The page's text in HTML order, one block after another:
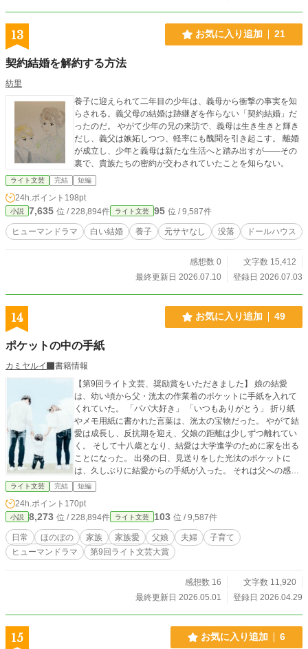
13 お気に入り追加 21
契約結婚を解約する方法
紡里
養子に迎えられて二年目の少年は、義母から衝撃の事実を知
らされる。義父母の結婚は跡継ぎを作らない「契約結婚」だ
ったのだ。 やがて少年の兄の来訪で、義母は生き生きと輝き
だし、義父は嫉妬しつつ、軽率にも醜聞を引き起こす。 離婚
が成立し、少年と義母は新たな生活へと踏み出すが――その
裏で、貴族たちの密約が交わされていたことを知らない。
ライト文芸 完結 短編
24h.ポイント 198pt
小説 7,635 位 / 228,894件 ライト文芸 95 位 / 9,587件
ヒューマンドラマ 白い結婚 養子 元サヤなし 没落 ドールハウス
感想数 0
文字数 15,412
最終更新日 2026.07.10
登録日 2026.07.03
14 お気に入り追加 49
ポケットの中の手紙
カミヤルイ
書籍情報
【第9回ライト文芸、奨励賞をいただきました】 娘の結愛
は、幼い頃から父・洸太の作業着のポケットに手紙を入れて
くれていた。 「パパ大好き」 「いつもありがとう」 折り紙
やメモ用紙に書かれた言葉は、洸太の宝物だった。 やがて結
愛は成長し、反抗期を迎え、父娘の距離は少しずつ離れてい
く。 そして十八歳となり、結愛は大学進学のために家を出る
ことになった。 出発の日、見送りをした光汰のポケットに
は、久しぶりに結愛からの手紙が入った。 それは父への感謝
の言葉と、もう一枚、思いがけない紙だった。 表紙イラスト
は写真AC様の画像をアプリで処理しています。
ライト文芸 完結 短編
24h.ポイント 170pt
小説 8,273 位 / 228,894件 ライト文芸 103 位 / 9,587件
日常 ほのぼの 家族 家族愛 父娘 夫婦
子育て
ヒューマンドラマ
第9回ライト文芸大賞
感想数 16
文字数 11,920
最終更新日 2026.05.01
登録日 2026.04.29
15 お気に入り追加 6